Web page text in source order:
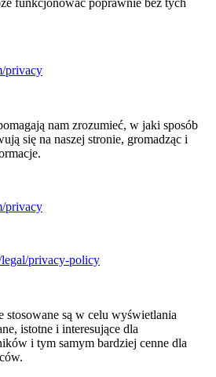
privacy
nam zrozumieć, w jaki sposób
się na naszej stronie, gromadząc i
privacy
privacy-policy
są w celu wyświetlania
istotne i interesujące dla
i tym samym bardziej cenne dla